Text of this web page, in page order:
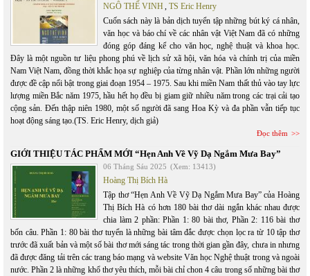
NGÔ THẾ VINH, TS Eric Henry
Cuốn sách này là bản dịch tuyển tập những bút ký cá nhân,
văn học và báo chí về các nhân vật Việt Nam đã có những
đóng góp đáng kể cho văn học, nghệ thuật và khoa học.
Đây là một nguồn tư liệu phong phú về lịch sử xã hội, văn hóa và chính trị của miền
Nam Việt Nam, đồng thời khắc họa sự nghiệp của từng nhân vật. Phần lớn những người
được đề cập nổi bật trong giai đoạn 1954 – 1975. Sau khi miền Nam thất thủ vào tay lực
lượng miền Bắc năm 1975, hầu hết họ đều bị giam giữ nhiều năm trong các trại cải tạo
cộng sản. Đến thập niên 1980, một số người đã sang Hoa Kỳ và đa phần vẫn tiếp tục
hoạt động sáng tạo.(TS. Eric Henry, dịch giả)
Đọc thêm
GIỚI THIỆU TÁC PHẨM MỚI “Hẹn Anh Về Vỹ Dạ Ngắm Mưa Bay”
06 Tháng Sáu 2025 (Xem: 13413)
Hoàng Thị Bích Hà
Tập thơ “Hẹn Anh Về Vỹ Dạ Ngắm Mưa Bay” của Hoàng
Thị Bích Hà có hơn 180 bài thơ dài ngắn khác nhau được
chia làm 2 phần: Phần 1: 80 bài thơ, Phần 2: 116 bài thơ
bốn câu. Phần 1: 80 bài thơ tuyển là những bài tâm đắc được chọn lọc ra từ 10 tập thơ
trước đã xuất bản và một số bài thơ mới sáng tác trong thời gian gần đây, chưa in nhưng
đã được đăng tải trên các trang báo mạng và website Văn học Nghệ thuật trong và ngoài
nước. Phần 2 là những khổ thơ yêu thích, mỗi bài chỉ chon 4 câu trong số những bài thơ